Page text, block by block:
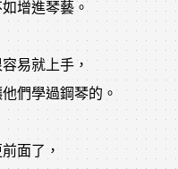
增進琴藝。
易就上手，
們學過鋼琴的。
面了，